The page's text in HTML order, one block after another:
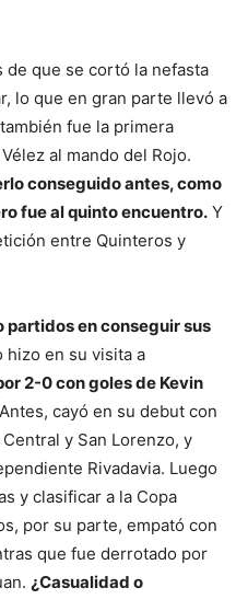
de que se cortó la nefasta
lo que en gran parte llevó a
fue la primera
al mando del Rojo.
conseguido antes, como
fue al quinto encuentro. Y
entre Quinteros y
partidos en conseguir sus
hizo en su visita a
2-0 con goles de Kevin
Antes, cayó en su debut con
y San Lorenzo, y
Rivadavia. Luego
y clasificar a la Copa
por su parte, empató con
que fue derrotado por
¿Casualidad o